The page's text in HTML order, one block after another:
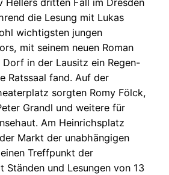
Hellers dritten Fall im Dresden
die Lesung mit Lukas
wichtigsten jungen
mit seinem neuen Roman
Dorf in der Lausitz ein Regen-
Ratssaal fand. Auf der
sorgten Romy Fölck,
Grandl und weitere für
Am Heinrichsplatz
Markt der unabhängigen
Treffpunkt der
Ständen und Lesungen von 13